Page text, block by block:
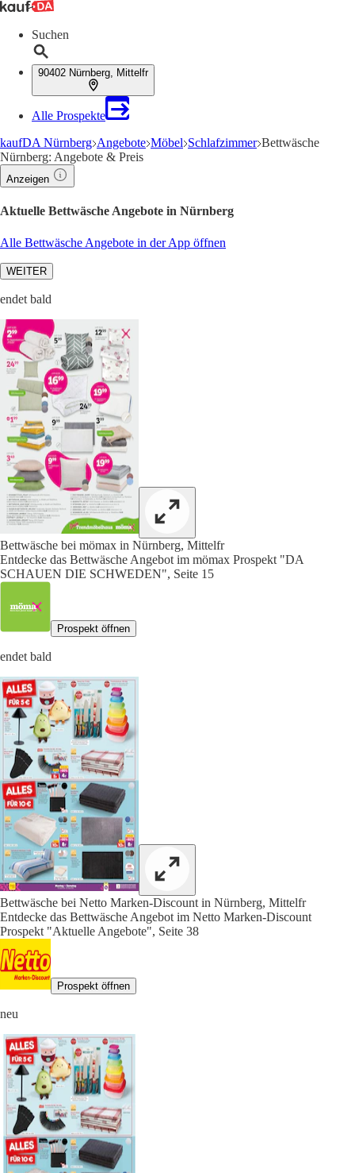
Suchen
90402 Nürnberg, Mittelfr
Alle Prospekte
kaufDA Nürnberg Angebote Möbel Schlafzimmer Bettwäsche
Nürnberg: Angebote & Preis
Anzeigen
Aktuelle Bettwäsche Angebote in Nürnberg
Alle Bettwäsche Angebote in der App öffnen
WEITER
endet bald
Bettwäsche bei mömax in Nürnberg, Mittelfr
Entdecke das Bettwäsche Angebot im mömax Prospekt "DA
SCHAUEN DIE SCHWEDEN", Seite 15
Prospekt öffnen
endet bald
Bettwäsche bei Netto Marken-Discount in Nürnberg, Mittelfr
Entdecke das Bettwäsche Angebot im Netto Marken-Discount
Prospekt "Aktuelle Angebote", Seite 38
Prospekt öffnen
neu